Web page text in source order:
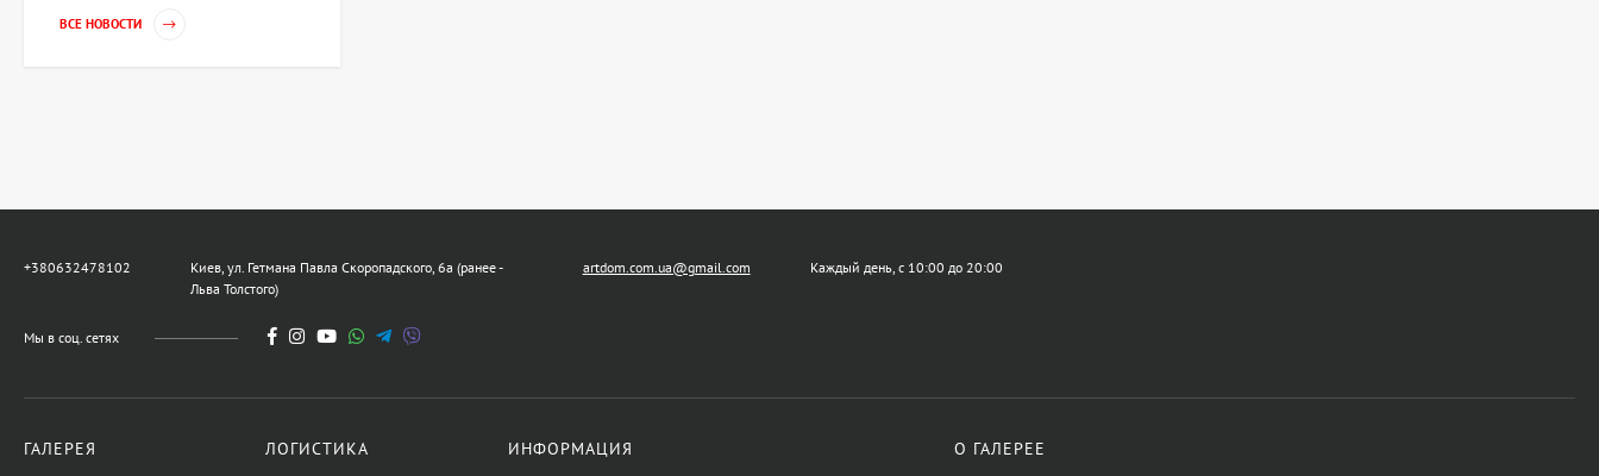
359 600 UAH
ВСЕ НОВОСТИ
+380632478102
Киев, ул. Гетмана Павла Скоропадского, 6а (ранее -
Льва Толстого)
artdom.com.ua@gmail.com Каждый день, с 10:00 до 20:00
Мы в соц. сетях
ГАЛЕРЕЯ ЛОГИСТИКА ИНФОРМАЦИЯ О ГАЛЕРЕЕ